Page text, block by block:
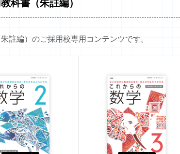
書（朱註編）
註編）のご採用校専用コンテンツです。